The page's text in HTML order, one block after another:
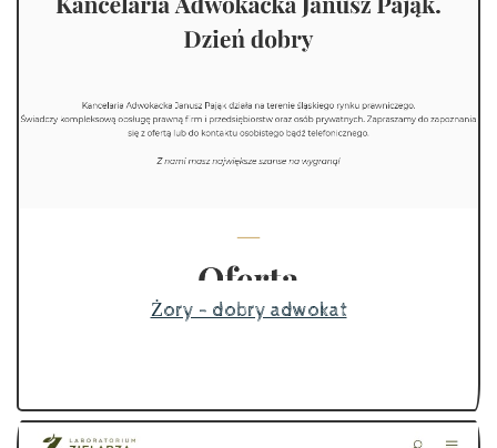
Żory - dobry adwokat